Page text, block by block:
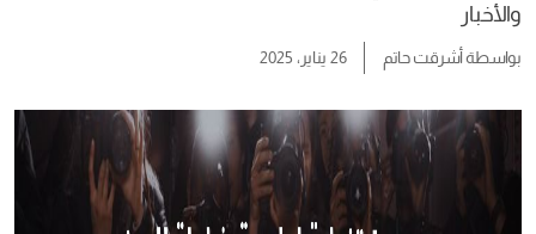
والأخبار
بواسطةأشرقت حاتم 26 يناير، 2025